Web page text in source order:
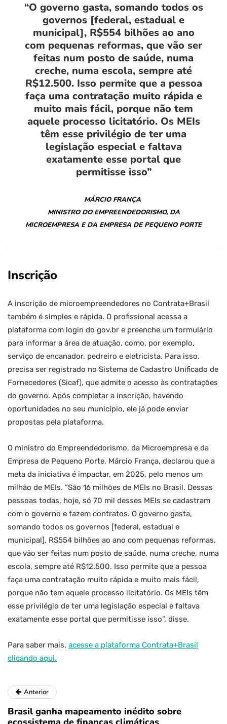
“O governo gasta, somando todos os
governos [federal, estadual e
municipal], R$554 bilhões ao ano
com pequenas reformas, que vão ser
feitas num posto de saúde, numa
creche, numa escola, sempre até
R$12.500. Isso permite que a pessoa
faça uma contratação muito rápida e
muito mais fácil, porque não tem
aquele processo licitatório. Os MEIs
têm esse privilégio de ter uma
legislação especial e faltava
exatamente esse portal que
permitisse isso”
MÁRCIO FRANÇA
MINISTRO DO EMPREENDEDORISMO, DA
MICROEMPRESA E DA EMPRESA DE PEQUENO PORTE
Inscrição
A inscrição de microempreendedores no Contrata+Brasil
também é simples e rápida. O profissional acessa a
plataforma com login do gov.br e preenche um formulário
para informar a área de atuação, como, por exemplo,
serviço de encanador, pedreiro e eletricista. Para isso,
precisa ser registrado no Sistema de Cadastro Unificado de
Fornecedores (Sicaf), que admite o acesso às contratações
do governo. Após completar a inscrição, havendo
oportunidades no seu município, ele já pode enviar
propostas pela plataforma.
O ministro do Empreendedorismo, da Microempresa e da
Empresa de Pequeno Porte, Márcio França, declarou que a
meta da iniciativa é impactar, em 2025, pelo menos um
milhão de MEIs. “São 16 milhões de MEIs no Brasil. Dessas
pessoas todas, hoje, só 70 mil desses MEIs se cadastram
com o governo e fazem contratos. O governo gasta,
somando todos os governos [federal, estadual e
municipal], R$554 bilhões ao ano com pequenas reformas,
que vão ser feitas num posto de saúde, numa creche, numa
escola, sempre até R$12.500. Isso permite que a pessoa
faça uma contratação muito rápida e muito mais fácil,
porque não tem aquele processo licitatório. Os MEIs têm
esse privilégio de ter uma legislação especial e faltava
exatamente esse portal que permitisse isso”, disse.
Para saber mais, acesse a plataforma Contrata+Brasil
clicando aqui.
Anterior
Brasil ganha mapeamento inédito sobre